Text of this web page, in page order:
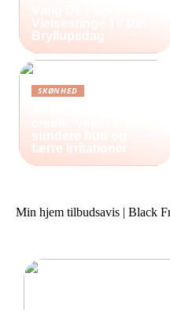
Vielsesringe Til Din
Bryllupsdag
SKØNHED
sundere hud og
færre irritationer
Min hjem tilbudsavis | Black